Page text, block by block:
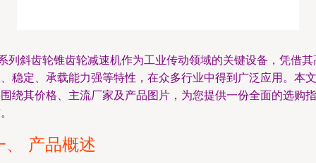
列斜齿轮锥齿轮减速机作为工业传动领域的关键设备，凭借其
稳定、承载能力强等特性，在众多行业中得到广泛应用。本文
绕其价格、主流厂家及产品图片，为您提供一份全面的选购指
、 产品概述